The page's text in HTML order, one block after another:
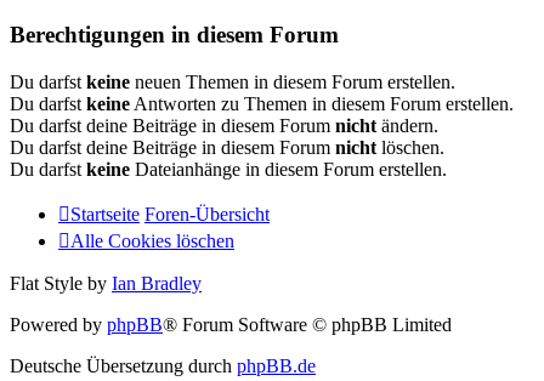
Berechtigungen in diesem Forum
Du darfst keine neuen Themen in diesem Forum erstellen.
Du darfst keine Antworten zu Themen in diesem Forum erstellen.
Du darfst deine Beiträge in diesem Forum nicht ändern.
Du darfst deine Beiträge in diesem Forum nicht löschen.
Du darfst keine Dateianhänge in diesem Forum erstellen.
Startseite Foren-Übersicht
Alle Cookies löschen
Flat Style by Ian Bradley
Powered by phpBB® Forum Software © phpBB Limited
Deutsche Übersetzung durch phpBB.de